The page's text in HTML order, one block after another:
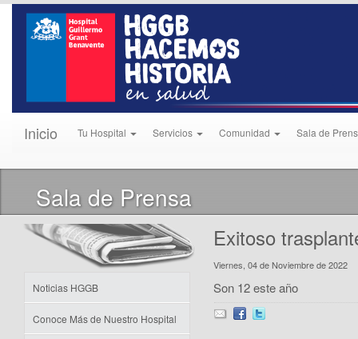
Inicio Tu Hospital Servicios Comunidad Sala de
Sala de Prensa
Noticias HGGB
Conoce Más de Nuestro Hospital
Exitoso
Viernes, 04 de Noviembre de 2022
Son 12 este año